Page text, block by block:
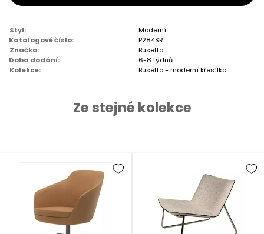
Styl:
Moderní
Katalogové číslo:
P284SR
Značka:
Busetto
Doba dodání:
6-8 týdnů
Kolekce:
Busetto - moderní křesílka
Ze stejné kolekce